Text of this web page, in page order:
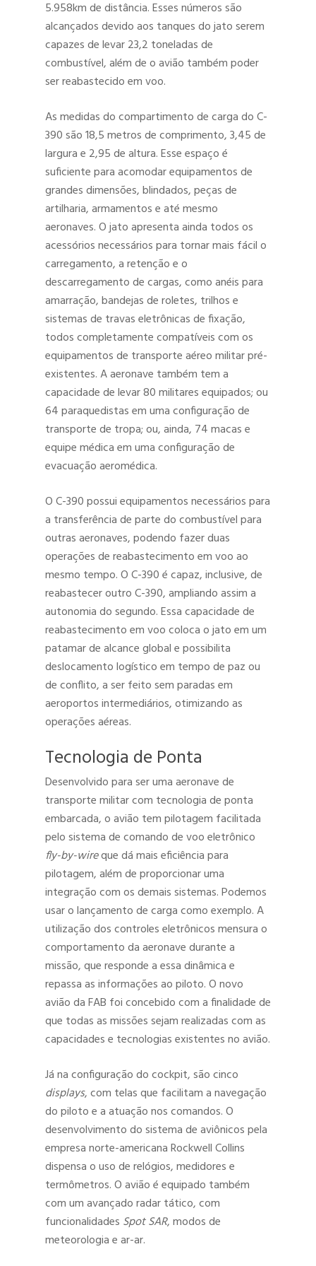
5.958km de distância. Esses números são
alcançados devido aos tanques do jato serem
capazes de levar 23,2 toneladas de
combustível, além de o avião também poder
ser reabastecido em voo.
As medidas do compartimento de carga do C-
390 são 18,5 metros de comprimento, 3,45 de
largura e 2,95 de altura. Esse espaço é
suficiente para acomodar equipamentos de
grandes dimensões, blindados, peças de
artilharia, armamentos e até mesmo
aeronaves. O jato apresenta ainda todos os
acessórios necessários para tornar mais fácil o
carregamento, a retenção e o
descarregamento de cargas, como anéis para
amarração, bandejas de roletes, trilhos e
sistemas de travas eletrônicas de fixação,
todos completamente compatíveis com os
equipamentos de transporte aéreo militar pré-
existentes. A aeronave também tem a
capacidade de levar 80 militares equipados; ou
64 paraquedistas em uma configuração de
transporte de tropa; ou, ainda, 74 macas e
equipe médica em uma configuração de
evacuação aeromédica.
O C-390 possui equipamentos necessários para
a transferência de parte do combustível para
outras aeronaves, podendo fazer duas
operações de reabastecimento em voo ao
mesmo tempo. O C-390 é capaz, inclusive, de
reabastecer outro C-390, ampliando assim a
autonomia do segundo. Essa capacidade de
reabastecimento em voo coloca o jato em um
patamar de alcance global e possibilita
deslocamento logístico em tempo de paz ou
de conflito, a ser feito sem paradas em
aeroportos intermediários, otimizando as
operações aéreas.
Tecnologia de Ponta
Desenvolvido para ser uma aeronave de
transporte militar com tecnologia de ponta
embarcada, o avião tem pilotagem facilitada
pelo sistema de comando de voo eletrônico
fly-by-wireque dá mais eficiência para
pilotagem, além de proporcionar uma
integração com os demais sistemas. Podemos
usar o lançamento de carga como exemplo. A
utilização dos controles eletrônicos mensura o
comportamento da aeronave durante a
missão, que responde a essa dinâmica e
repassa as informações ao piloto. O novo
avião da FAB foi concebido com a finalidade de
que todas as missões sejam realizadas com as
capacidades e tecnologias existentes no avião.
Já na configuração do cockpit, são cinco
displays, com telas que facilitam a navegação
do piloto e a atuação nos comandos. O
desenvolvimento do sistema de aviônicos pela
empresa norte-americana Rockwell Collins
dispensa o uso de relógios, medidores e
termômetros. O avião é equipado também
com um avançado radar tático, com
funcionalidades Spot SAR, modos de
meteorologia e ar-ar.